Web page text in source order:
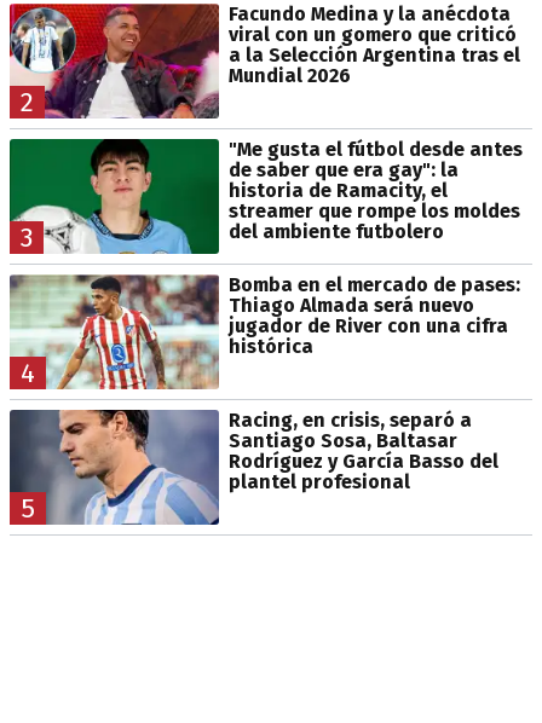
2
Facundo Medina y la anécdota
viral con un gomero que criticó
a la Selección Argentina tras el
Mundial 2026
3
"Me gusta el fútbol desde antes
de saber que era gay": la
historia de Ramacity, el
streamer que rompe los moldes
del ambiente futbolero
4
Bomba en el mercado de pases:
Thiago Almada será nuevo
jugador de River con una cifra
histórica
5
Racing, en crisis, separó a
Santiago Sosa, Baltasar
Rodríguez y García Basso del
plantel profesional